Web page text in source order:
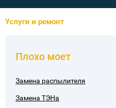
Услуги и ремонт
Плохо моет
Замена распылителя
Замена ТЭНа